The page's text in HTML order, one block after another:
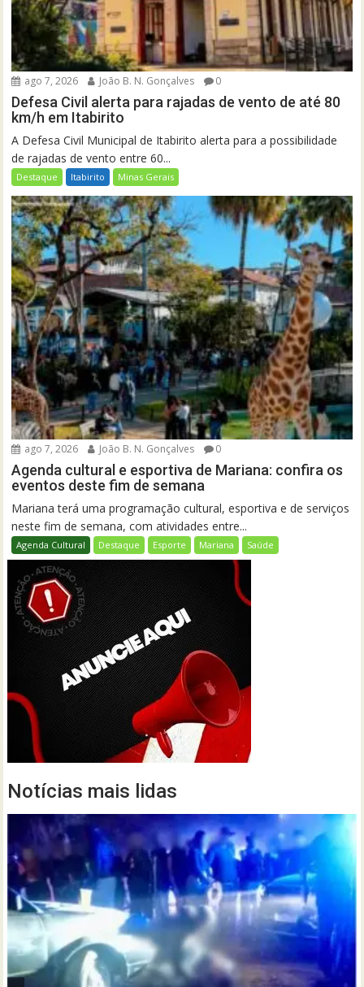
ago 7, 2026 João B. N. Gonçalves 0
Defesa Civil alerta para rajadas de vento de até 80
km/h em Itabirito
A Defesa Civil Municipal de Itabirito alerta para a possibilidade
de rajadas de vento entre 60...
Destaque Itabirito Minas Gerais
ago 7, 2026 João B. N. Gonçalves 0
Agenda cultural e esportiva de Mariana: confira os
eventos deste fim de semana
Mariana terá uma programação cultural, esportiva e de serviços
neste fim de semana, com atividades entre...
Agenda Cultural Destaque Esporte Mariana Saúde
Notícias mais lidas